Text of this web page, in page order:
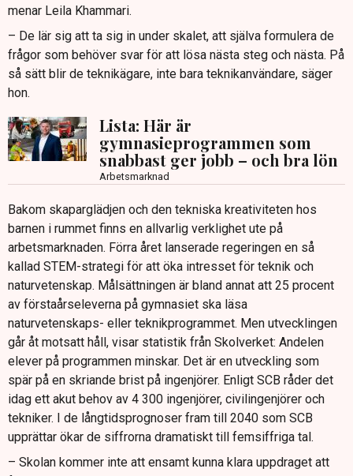
menar Leila Khammari.
– De lär sig att ta sig in under skalet, att själva formulera de
frågor som behöver svar för att lösa nästa steg och nästa. På
så sätt blir de teknikägare, inte bara teknikanvändare, säger
hon.
Lista: Här är
gymnasieprogrammen som
snabbast ger jobb – och bra lön
Arbetsmarknad
Bakom skaparglädjen och den tekniska kreativiteten hos
barnen i rummet finns en allvarlig verklighet ute på
arbetsmarknaden. Förra året lanserade regeringen en så
kallad STEM-strategi för att öka intresset för teknik och
naturvetenskap. Målsättningen är bland annat att 25 procent
av förstaårseleverna på gymnasiet ska läsa
naturvetenskaps- eller teknikprogrammet. Men utvecklingen
går åt motsatt håll, visar statistik från Skolverket: Andelen
elever på programmen minskar. Det är en utveckling som
spär på en skriande brist på ingenjörer. Enligt SCB råder det
idag ett akut behov av 4 300 ingenjörer, civilingenjörer och
tekniker. I de långtidsprognoser fram till 2040 som SCB
upprättar ökar de siffrorna dramatiskt till femsiffriga tal.
– Skolan kommer inte att ensamt kunna klara uppdraget att